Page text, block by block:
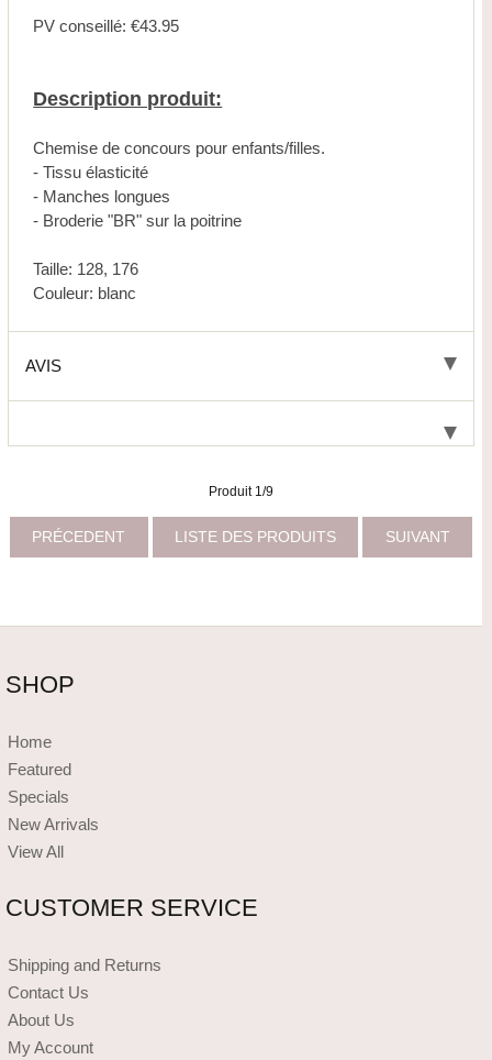
PV conseillé: €43.95
Description produit:
Chemise de concours pour enfants/filles.
- Tissu élasticité
- Manches longues
- Broderie "BR" sur la poitrine
Taille: 128, 176
Couleur: blanc
AVIS
Produit 1/9
PRÉCEDENT LISTE DES PRODUITS SUIVANT
SHOP
Home
Featured
Specials
New Arrivals
View All
CUSTOMER SERVICE
Shipping and Returns
Contact Us
About Us
My Account